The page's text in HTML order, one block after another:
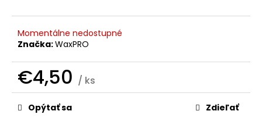
Momentálne nedostupné
Značka:WaxPRO
€4,50 / ks
Jednotková
cena:Opýtať sa Zdieľať
O
d
p
o
ú
č